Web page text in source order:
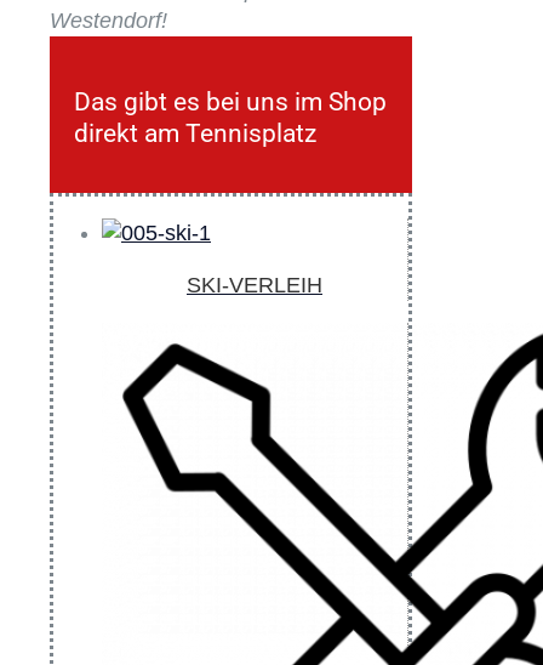
Westendorf!
Das gibt es bei uns im Shop
direkt am Tennisplatz
SKI-VERLEIH